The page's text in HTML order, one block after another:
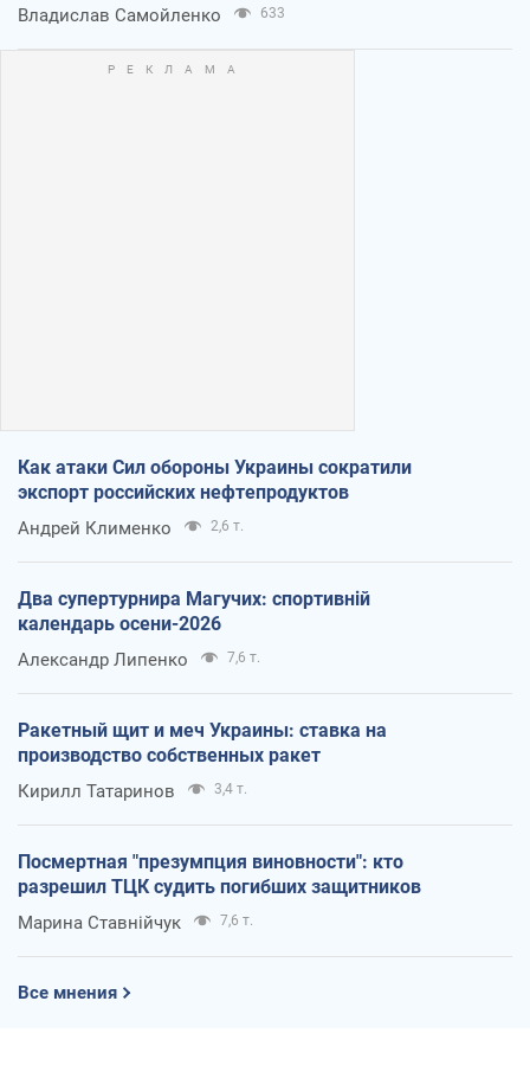
Владислав Самойленко 633
Как атаки Сил обороны Украины сократили
экспорт российских нефтепродуктов
Андрей Клименко 2,6 т.
Два супертурнира Магучих: спортивній
календарь осени-2026
Александр Липенко 7,6 т.
Ракетный щит и меч Украины: ставка на
производство собственных ракет
Кирилл Татаринов 3,4 т.
Посмертная "презумпция виновности": кто
разрешил ТЦК судить погибших защитников
Марина Ставнійчук 7,6 т.
Все мнения